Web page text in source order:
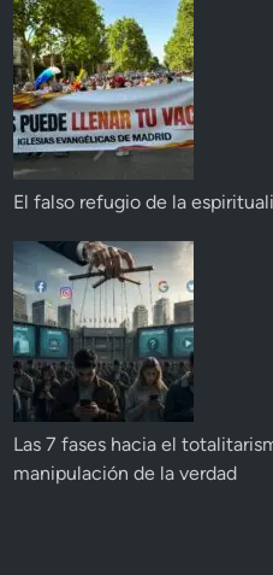
El falso refugio de la
Las 7 fases hacia el
manipulación de la verdad